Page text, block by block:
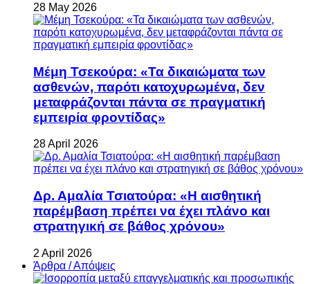
28 May 2026
Μέμη Τσεκούρα: «Τα δικαιώματα των
ασθενών, παρότι κατοχυρωμένα, δεν
μεταφράζονται πάντα σε πραγματική
εμπειρία φροντίδας»
28 April 2026
Δρ. Αμαλία Τσιατούρα: «Η αισθητική
παρέμβαση πρέπει να έχει πλάνο και
στρατηγική σε βάθος χρόνου»
2 April 2026
Άρθρα / Απόψεις